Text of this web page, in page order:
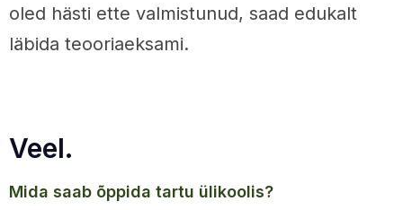
oled hästi ette valmistunud, saad edukalt
läbida teooriaeksami.
Veel.
mida saab õppida tartu ülikoolis?